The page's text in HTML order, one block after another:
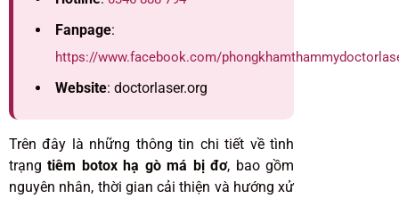
Fanpage:
https://www.facebook.com/
Website: doctorlaser.org
Trên đây là những thông tin chi tiết về tình
trạngtiêm botox hạ gò má bị đơ, bao gồm
nguyên nhân, thời gian cải thiện và hướng xử